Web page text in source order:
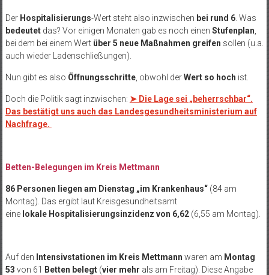
Der Hospitalisierungs-Wert steht also inzwischen bei rund 6. Was
bedeutetdas? Vor einigen Monaten gab es noch einen Stufenplan
bei dem bei einem Wert über 5 neue Maßnahmen greifen sollen (u.a.
auch wieder Ladenschließungen).
Nun gibt es also Öffnungsschritte, obwohl derWert so hoch ist.
Doch die Politik sagt inzwischen: ➤ Die Lage sei „beherrschbar“.
Das bestätigt uns auch das Landesgesundheitsministerium auf
Nachfrage.
Betten-Belegungen im Kreis Mettmann
86 Personen liegen am Dienstag „im Krankenhaus“ (84 am
Montag). Das ergibt laut Kreisgesundheitsamt
eine lokale Hospitalisierungsinzidenz von 6,62 (6,55 am Montag).
Auf den Intensivstationen im Kreis Mettmann waren am Montag
53 von 61 Betten belegt(vier mehr als am Freitag). Diese Angabe